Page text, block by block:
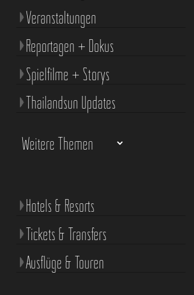
Veranstaltungen
Reportagen + Dokus
Spielfilme + Storys
Thailandsun Updates
Hotels & Resorts
Tickets & Transfers
Ausflüge & Touren